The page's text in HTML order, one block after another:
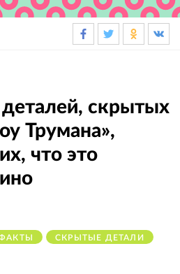
скрытых
Трумана»,
что это
СКРЫТЫЕ ДЕТАЛИ